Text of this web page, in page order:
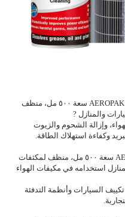
سعة ٥٠٠ مل، منظف
والمنازل ?
وإزالة الشحوم والزيوت
وكفاءة استهلاك الطاقة.
سعة ٥٠٠ مل، منظف لمكثفات
استخدامه في مكيفات الهواء
السيارات وأنظمة التدفئة